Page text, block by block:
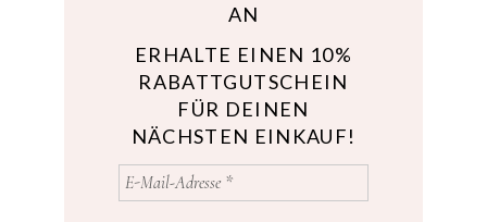
AN
ERHALTE EINEN 10%
RABATTGUTSCHEIN
FÜR DEINEN
NÄCHSTEN EINKAUF!